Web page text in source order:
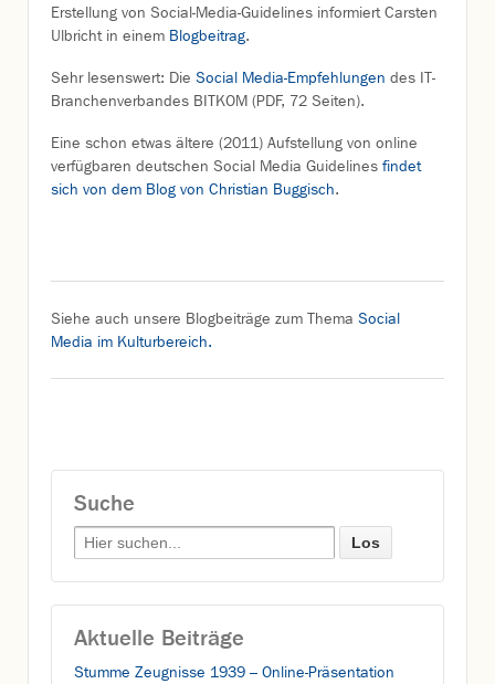
Erstellung von Social-Media-Guidelines informiert Carsten
Ulbricht in einem Blogbeitrag.
Sehr lesenswert: Die Social Media-Empfehlungen des IT-
Branchenverbandes BITKOM (PDF, 72 Seiten).
Eine schon etwas ältere (2011) Aufstellung von online
verfügbaren deutschen Social Media Guidelines findet
sich von dem Blog von Christian Buggisch.
Siehe auch unsere Blogbeiträge zum Thema Social
Media im Kulturbereich.
Suche
Search for:
Aktuelle Beiträge
Stumme Zeugnisse 1939 – Online-Präsentation